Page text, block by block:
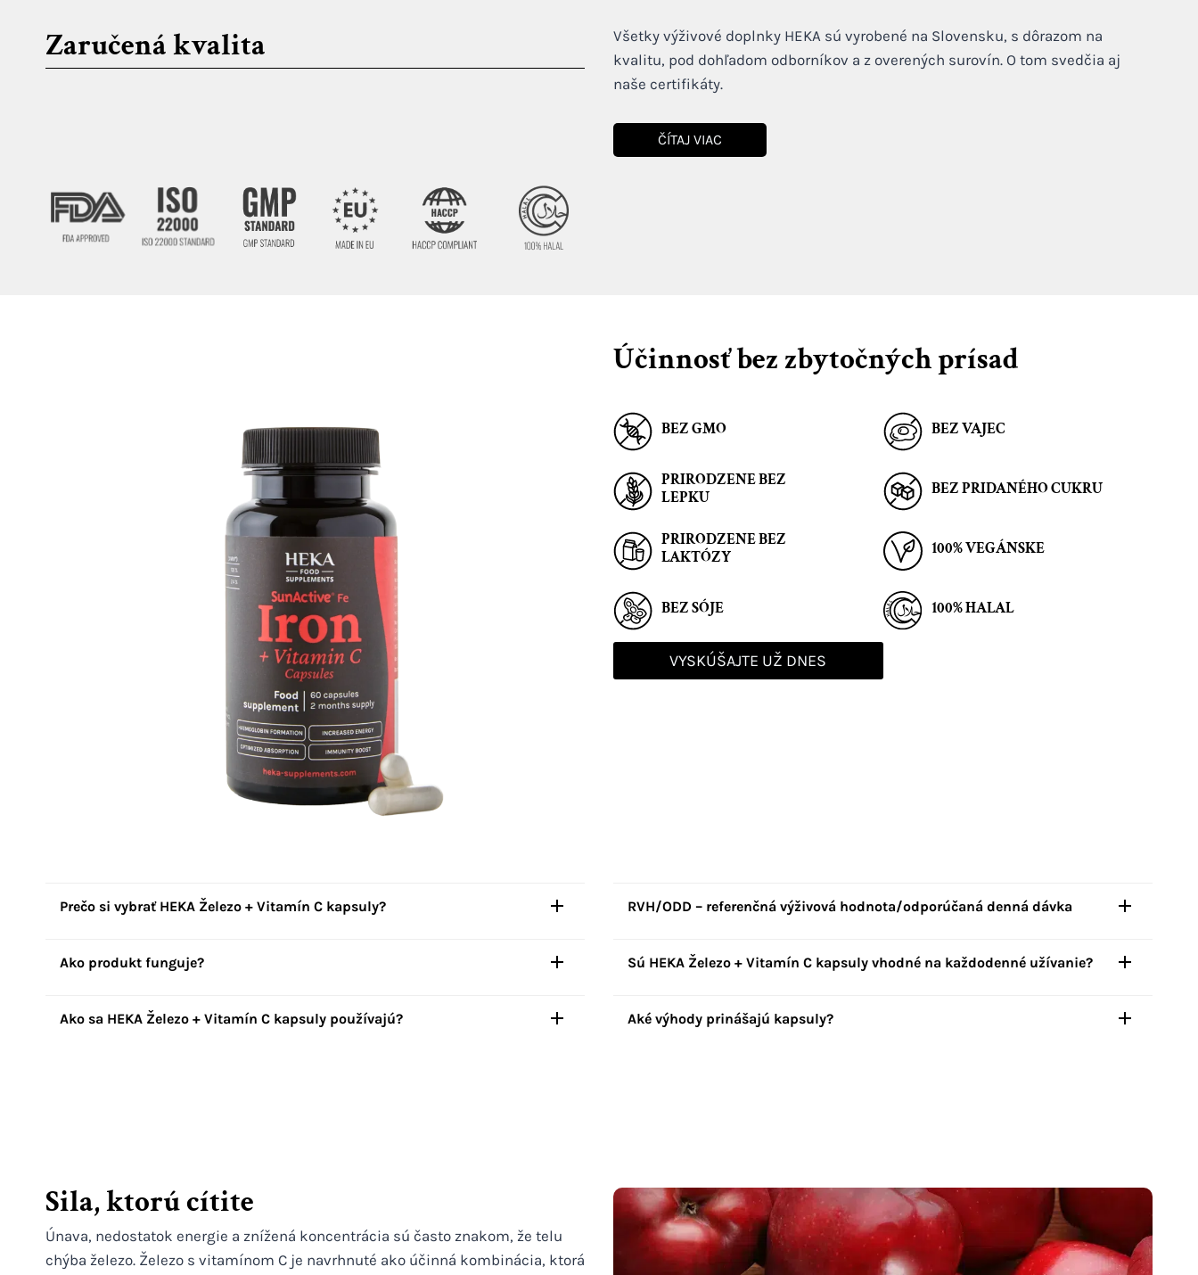
Zaručená kvalita
Všetky výživové doplnky HEKA sú vyrobené na Slovensku, s dôrazom na
kvalitu, pod dohľadom odborníkov a z overených surovín. O tom svedčia aj
naše certifikáty.
ČÍTAJ VIAC
Účinnosť bez zbytočných prísad
BEZ GMO
PRIRODZENE BEZ
LEPKU
PRIRODZENE BEZ
LAKTÓZY
BEZ SÓJE
BEZ VAJEC
BEZ PRIDANÉHO CUKRU
100% VEGÁNSKE
100% HALAL
VYSKÚŠAJTE UŽ DNES
Prečo si vybrať HEKA Železo + Vitamín C kapsuly? RVH/ODD – referenčná výživová hodnota/odporúčaná denná dávka
Ako produkt funguje? Sú HEKA Železo + Vitamín C kapsuly vhodné na každodenné užívanie?
Ako sa HEKA Železo + Vitamín C kapsuly používajú? Aké výhody prinášajú kapsuly?
Sila, ktorú cítite
Únava, nedostatok energie a znížená koncentrácia sú často znakom, že telu
chýba železo. Železo s vitamínom C je navrhnuté ako účinná kombinácia, ktorá